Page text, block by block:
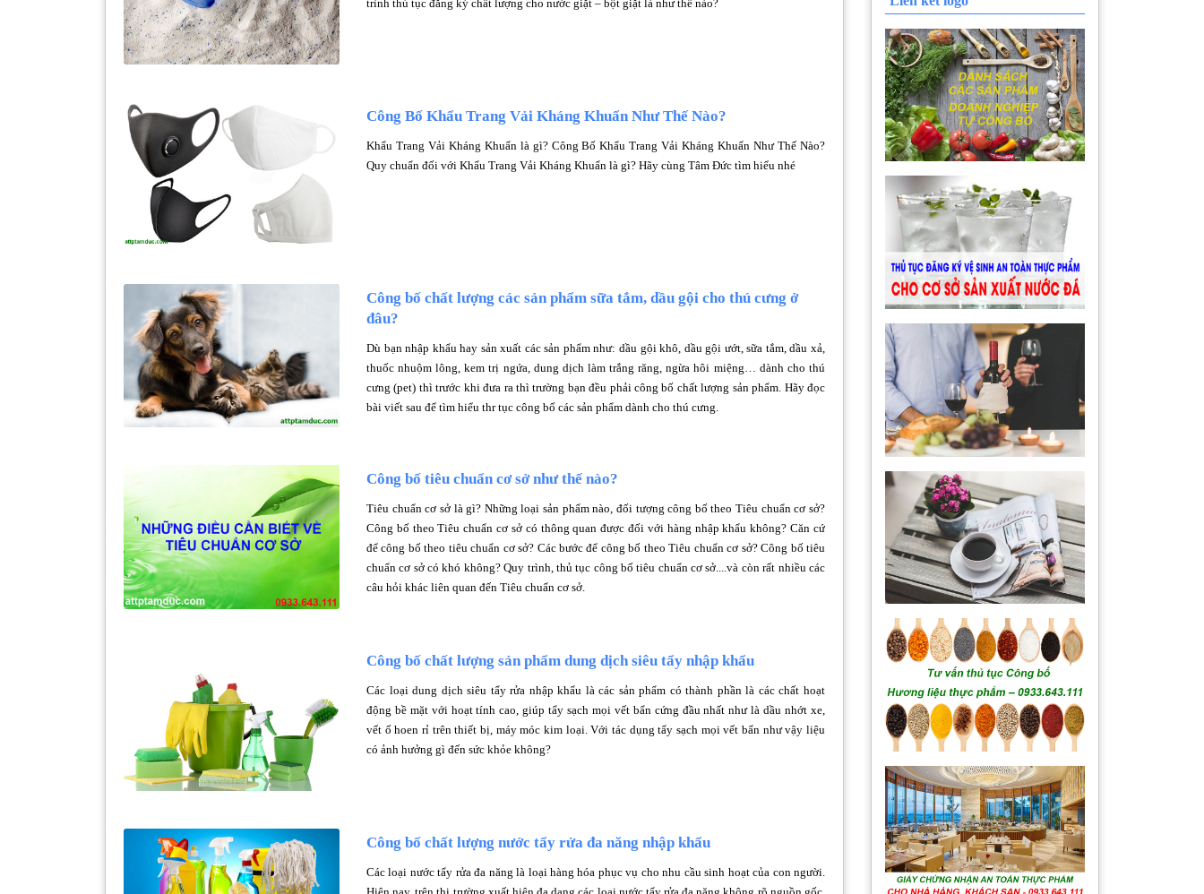
trình thủ tục đăng ký chất lượng cho nước giặt – bột giặt là như thế nào?
Công Bố Khẩu Trang Vải Kháng Khuẩn Như Thế Nào?
Khẩu Trang Vải Kháng Khuẩn là gì? Công Bố Khẩu Trang Vải Kháng Khuẩn Như Thế Nào?
Quy chuẩn đối với Khẩu Trang Vải Kháng Khuẩn là gì? Hãy cùng Tâm Đức tìm hiểu nhé
Công bố chất lượng các sản phẩm sữa tắm, dầu gội cho thú cưng ở
đâu?
Dù bạn nhập khẩu hay sản xuất các sản phẩm như: dầu gội khô, dầu gội ướt, sữa tắm, dầu xả,
thuốc nhuộm lông, kem trị ngứa, dung dịch làm trắng răng, ngừa hôi miệng… dành cho thú
cưng (pet) thì trước khi đưa ra thì trường bạn đều phải công bố chất lượng sản phẩm. Hãy đọc
bài viết sau để tìm hiểu thr tục công bố các sản phẩm dành cho thú cưng.
Công bố tiêu chuẩn cơ sở như thế nào?
Tiêu chuẩn cơ sở là gì? Những loại sản phẩm nào, đối tượng công bố theo Tiêu chuẩn cơ sở?
Công bố theo Tiêu chuẩn cơ sở có thông quan được đối với hàng nhập khẩu không? Căn cứ
để công bố theo tiêu chuẩn cơ sở? Các bước để công bố theo Tiêu chuẩn cơ sở? Công bố tiêu
chuẩn cơ sở có khó không? Quy trình, thủ tục công bố tiêu chuẩn cơ sở....và còn rất nhiều các
câu hỏi khác liên quan đến Tiêu chuẩn cơ sở.
Công bố chất lượng sản phẩm dung dịch siêu tẩy nhập khẩu
Các loại dung dịch siêu tẩy rửa nhập khẩu là các sản phẩm có thành phần là các chất hoạt
động bề mặt với hoạt tính cao, giúp tẩy sạch mọi vết bẩn cứng đầu nhất như là dầu nhớt xe,
vết ố hoen rỉ trên thiết bị, máy móc kim loại. Với tác dụng tẩy sạch mọi vết bẩn như vậy liệu
có ảnh hưởng gì đến sức khỏe không?
Công bố chất lượng nước tẩy rửa đa năng nhập khẩu
Các loại nước tẩy rửa đa năng là loại hàng hóa phục vụ cho nhu cầu sinh hoạt của con người.